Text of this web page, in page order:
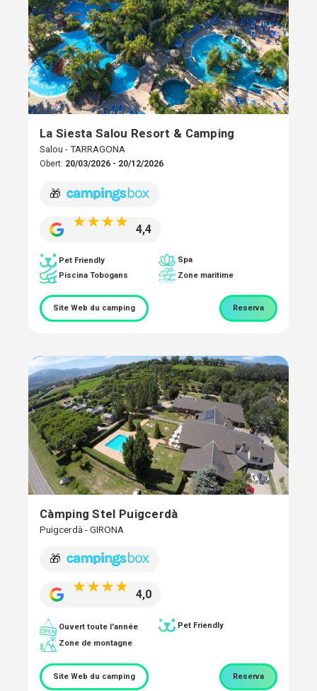
La Siesta Salou Resort & Camping
Salou - TARRAGONA
Obert: 20/03/2026 - 20/12/2026
🎁
4,4
Pet Friendly
Spa
Piscina Tobogans
Zone maritime
Site Web du camping Reserva
Càmping Stel Puigcerdà
Puigcerdà - GIRONA
🎁
4,0
Ouvert toute l'année
Pet Friendly
Zone de montagne
Site Web du camping Reserva